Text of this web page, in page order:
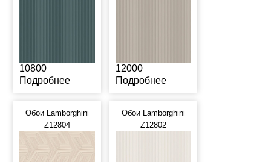
10800
Подробнее
12000
Подробнее
Обои Lamborghini
Z12804
Обои Lamborghini
Z12802